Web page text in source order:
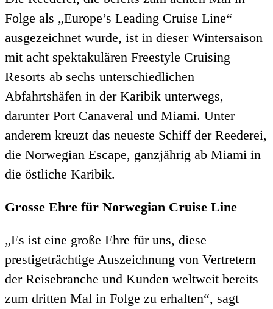
Folge als „Europe’s Leading Cruise Line“
ausgezeichnet wurde, ist in dieser Wintersaison
mit acht spektakulären Freestyle Cruising
Resorts ab sechs unterschiedlichen
Abfahrtshäfen in der Karibik unterwegs,
darunter Port Canaveral und Miami. Unter
anderem kreuzt das neueste Schiff der Reederei,
die Norwegian Escape, ganzjährig ab Miami in
die östliche Karibik.
Grosse Ehre für Norwegian Cruise Line
„Es ist eine große Ehre für uns, diese
prestigeträchtige Auszeichnung von Vertretern
der Reisebranche und Kunden weltweit bereits
zum dritten Mal in Folge zu erhalten“, sagt